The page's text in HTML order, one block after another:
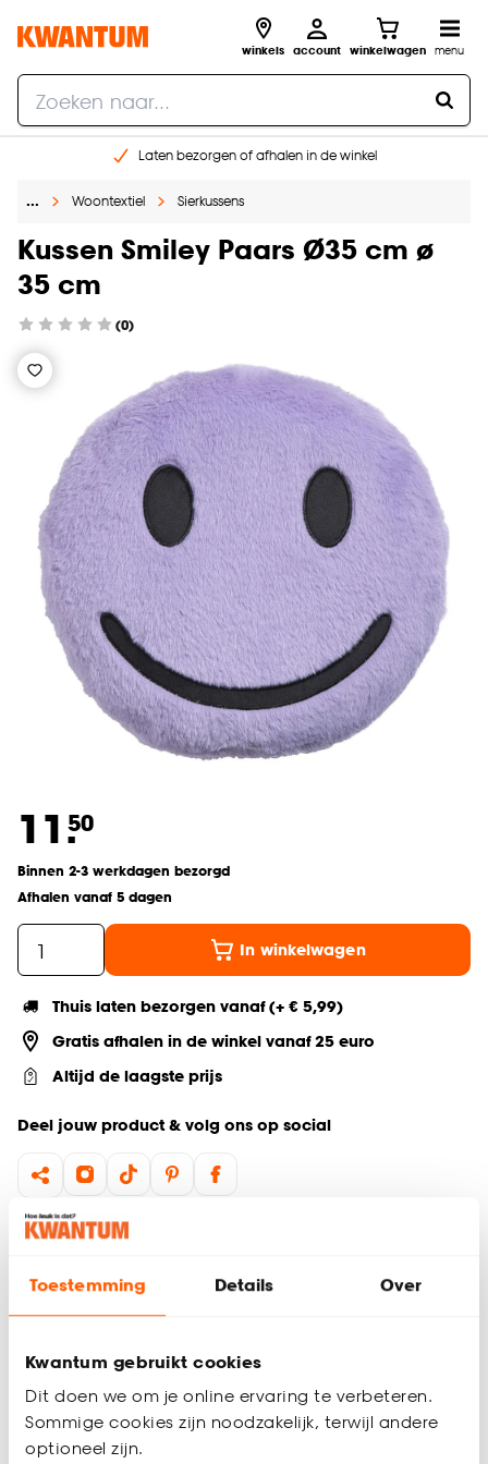
Toestemming Details Over
Kwantum gebruikt cookies
Dit doen we om je online ervaring te verbeteren.
Sommige cookies zijn noodzakelijk, terwijl andere
optioneel zijn.
winkels account winkelwagen menu
Laten bezorgen of afhalen in de winkel
Gratis raam advies en inmeten aan huis
€ 5,- korting op je volgende bestelling
… Woontextiel Sierkussens
Kussen Smiley Paars Ø35 cm ø
35 cm
(0)
11.50
Binnen 2-3 werkdagen bezorgd
Afhalen vanaf 5 dagen
In winkelwagen
Thuis laten bezorgen vanaf (+ € 5,99)
Gratis afhalen in de winkel vanaf 25 euro
Altijd de laagste prijs
Deel jouw product & volg ons op social
Productomschrijving
Gemaakt van 100% polyester
Inclusief vulling
vrolijk design dat perfect past in elke ruimte. Dit kinderkamer
kussen met een diameter van 35 cm is ook ideaal voor de
woonkamer of slaapkamer. De effen achterkant zorgt voor